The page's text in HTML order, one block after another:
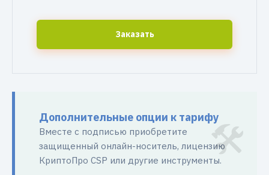
Заказать
Дополнительные опции к тарифу
Вместе с подписью приобретите
защищенный онлайн-носитель, лицензию
КриптоПро CSP или другие инструменты.